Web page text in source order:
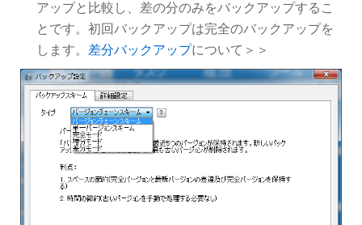
アップと比較し、差の分のみをバックアップするこ
とです。初回バックアップは完全のバックアップを
します。 差分バックアップについて＞＞